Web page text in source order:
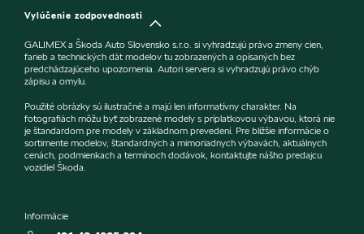
Vylúčenie zodpovednosti
GALIMEX a Škoda Auto Slovensko s.r.o. si vyhradzujú právo zmeny cien,
farieb a technických dát modelov tu zobrazených a opísaných bez
predchádzajúceho upozornenia. Autori servera si vyhradzujú právo chýb
zápisu a omylu.
Použité obrázky sú ilustračné a majú len informatívny charakter. Na
fotografiách môžu byť zobrazené modely s príplatkovou výbavou, ktorá nie
je štandardom pre modely v základnom prevedení. Pre bližšie informácie o
sortimente modelov, štandardných a mimoriadnych výbavách, aktuálnych
cenách, podmienkach a termínoch dodávok, kontaktujte nášho predajcu
vozidiel Škoda.
Informácie